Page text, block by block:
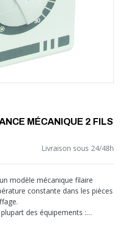
POÊLE
MÉCANIQUE 2 FILS
Livraison sous 24/48h
modèle mécanique filaire
constante dans les pièces
des équipements :
à combustible solide, radiateurs